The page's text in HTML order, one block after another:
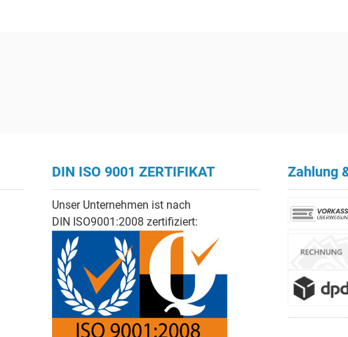
DIN ISO 9001 ZERTIFIKAT
Unser Unternehmen ist nach
DIN ISO9001:2008 zertifiziert:
Zahlung